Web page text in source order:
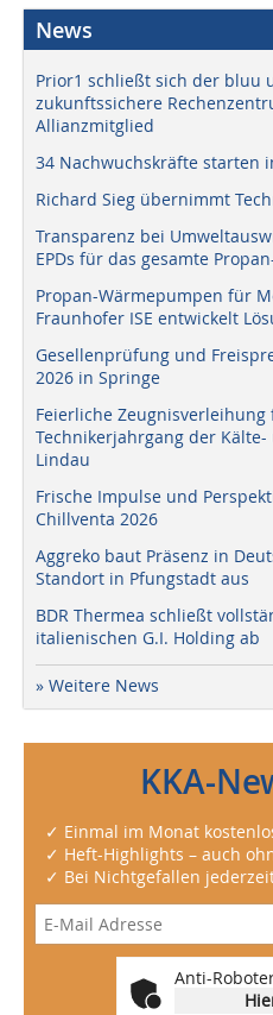
News
Prior1 schließt sich der bluu
zukunftssichere
Allianzmitglied
34 Nachwuchskräfte starten
Richard Sieg übernimmt
Transparenz bei
EPDs für das gesamte
Propan-Wärmepumpen für
Fraunhofer ISE entwickelt
Gesellenprüfung und
2026 in Springe
Feierliche
Technikerjahrgang der
Lindau
Frische Impulse und
Chillventa 2026
Aggreko baut Präsenz in
Standort in Pfungstadt aus
BDR Thermea schließt
italienischen G.I. Holding ab
» Weitere News
KKA-
✓ Einmal im Monat
✓ Heft-Highlights – auch
✓ Bei Nichtgefallen
Anti-